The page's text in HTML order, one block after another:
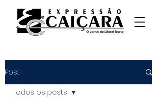
Post
Todos os posts